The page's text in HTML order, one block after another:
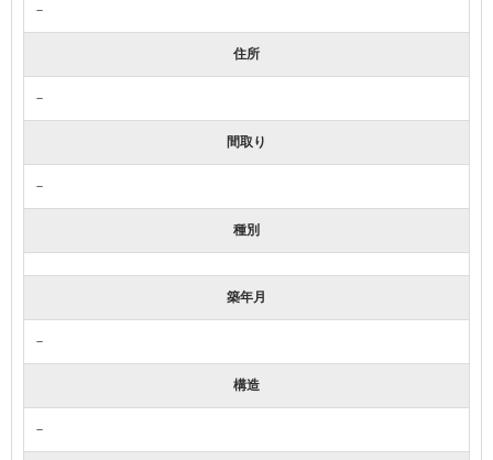
－
住所
－
間取り
－
種別
築年月
－
構造
－